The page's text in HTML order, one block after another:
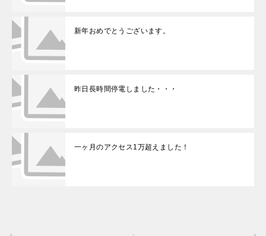
新年おめでとうございます。
昨日長時間停電しました・・・
一ヶ月のアクセス1万超えました！